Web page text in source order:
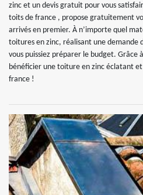
zinc et un devis gratuit pour vous
toits de france , propose gratuitement
arrivés en premier. À n’importe quel
toitures en zinc, réalisant une demande
vous puissiez préparer le budget. Grâce
bénéficier une toiture en zinc éclatant
france !